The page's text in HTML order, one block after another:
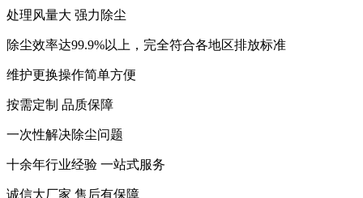
处理风量大 强力除尘
除尘效率达99.9%以上，完全符合各地区排放标准
维护更换操作简单方便
按需定制 品质保障
一次性解决除尘问题
十余年行业经验 一站式服务
诚信大厂家 售后有保障